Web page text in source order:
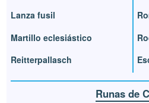
Lanza fusil
Martillo eclesiástico
Reitterpallasch
Runas de